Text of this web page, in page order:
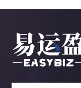
和点击量。